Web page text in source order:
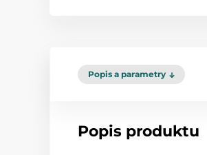
Popis a parametry
Popis produktu